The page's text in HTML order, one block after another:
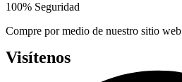
100% Seguridad
Compre por medio de nuestro sitio web
Visítenos